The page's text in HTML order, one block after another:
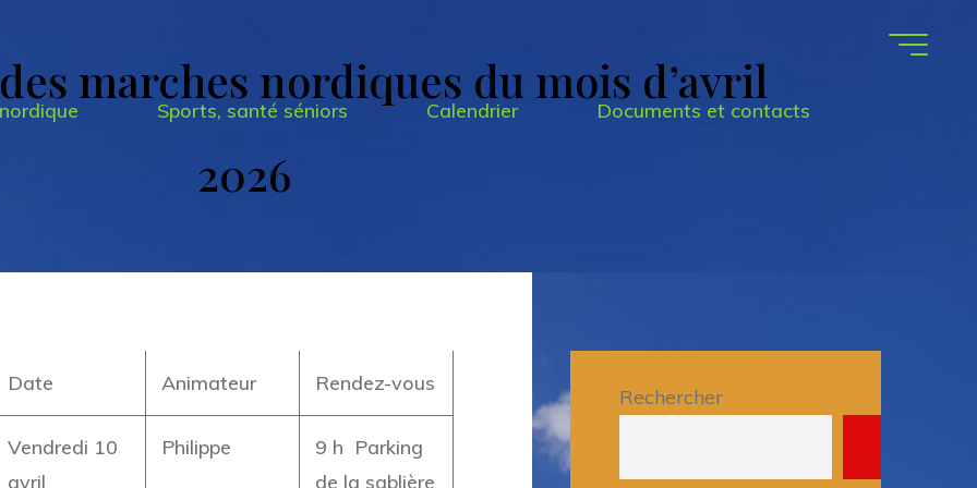
Sports, santé séniors Calendrier Documents et contacts
marches nordiques du mois d’avril
2026
Date Animateur Rendez-vous
Vendredi 10
avril
Philippe
9 h Parking
de la sablière
Rechercher